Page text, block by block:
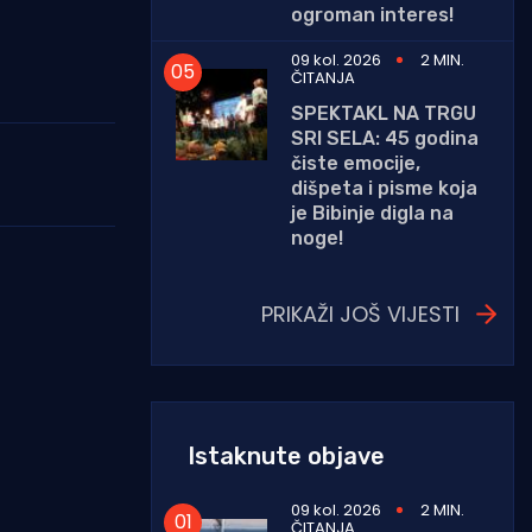
ogroman interes!
09 kol. 2026
2 MIN.
ČITANJA
SPEKTAKL NA TRGU
SRI SELA: 45 godina
čiste emocije,
dišpeta i pisme koja
je Bibinje digla na
noge!
PRIKAŽI JOŠ VIJESTI
Istaknute objave
09 kol. 2026 2 MIN.
ČITANJA